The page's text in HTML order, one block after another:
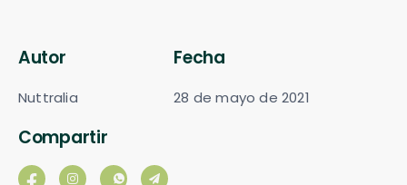
Autor
Nuttralia
Fecha
28 de mayo de 2021
Compartir